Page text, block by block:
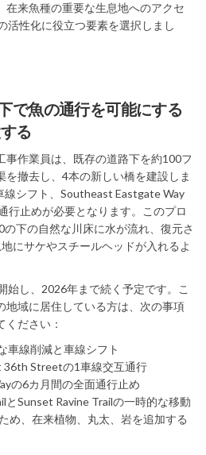
在来魚種の重要な生息地へのアクセ
活性化に役立つ要素を選択しまし
で魚の通行を可能にする
る
事作業員は、既存の道路下を約100フ
を撤去し、4本の新しい橋を建設しま
シフト、Southeast Eastgate Way
行止めが必要となります。このプロ
下の自然な川床に水が流れ、復元さ
にサケやスチールヘッドが入れるよ
始し、2026年まで続く予定です。こ
地域に居住している方は、次の事項
ださい：
車線削減と車線シフト
36th Streetの1車線交互通行
の6カ月間の全面通行止め
Sunset Ravine Trailの一時的な移動
め、在来植物、丸太、岩を追加する